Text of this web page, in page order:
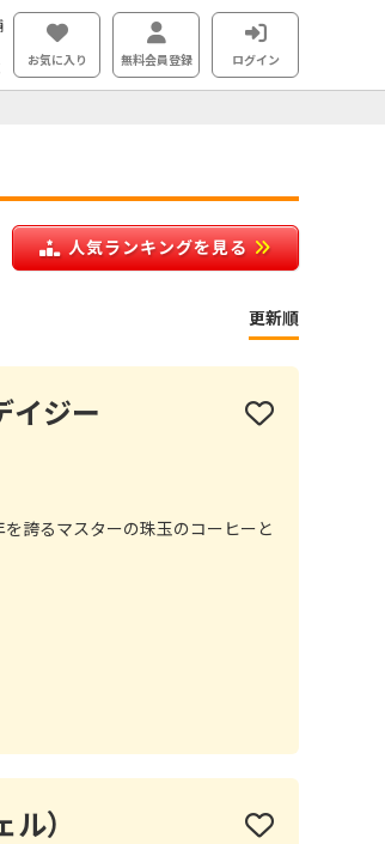
お気に入り 無料会員登録 ログイン
人気ランキングを見る
更新順
イジー
誇るマスターの珠玉のコーヒーと
）